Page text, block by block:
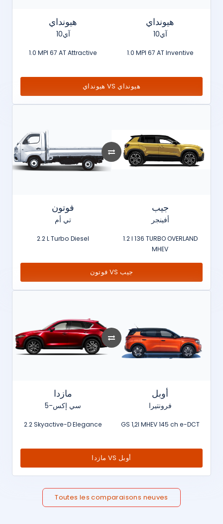
هيونداي
آي10
1.0 MPI 67 AT Attractive
هيونداي
آي10
1.0 MPI 67 AT Inventive
هيونداي VS هيونداي
فوتون
تي أم
2.2 L Turbo Diesel
جيب
أفينجر
1.2 l 136 TURBO OVERLAND
MHEV
فوتون VS جيب
مازدا
سي إكس-5
2.2 Skyactive-D Elegance
أوبل
فرونتيرا
GS 1,2l MHEV 145 ch e-DCT
مازدا VS أوبل
Toutes les comparaisons neuves